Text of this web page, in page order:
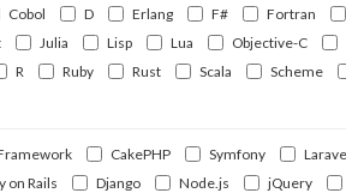
Cobol D Erlang F# Fortran
Julia Lisp Lua Objective-C
R Ruby Rust Scala Scheme
CakePHP Symfony
on Rails Django Node.js jQuery